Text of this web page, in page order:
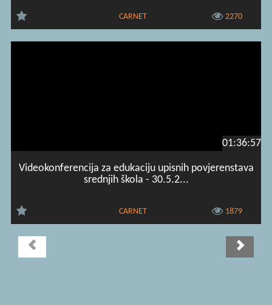
CARNET 2270
01:36:57
Videokonferencija za edukaciju upisnih povjerenstava
srednjih škola - 30.5.2...
CARNET 1879